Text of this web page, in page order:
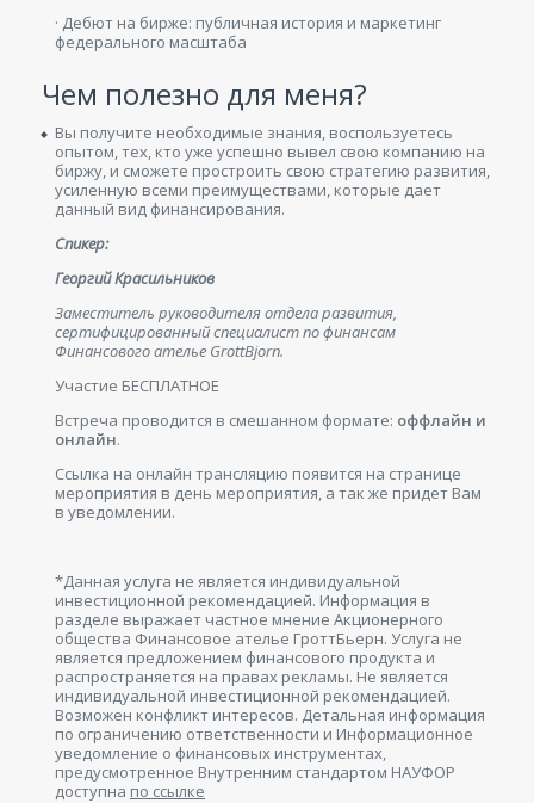
· Дебют на бирже: публичная история и маркетинг
федерального масштаба
Чем полезно для меня?
Вы получите необходимые знания, воспользуетесь
опытом, тех, кто уже успешно вывел свою компанию на
биржу, и сможете простроить свою стратегию развития,
усиленную всеми преимуществами, которые дает
данный вид финансирования.
Спикер:
Георгий Красильников
Замеcтитель руководителя отдела развития,
сертифицированный специалист по финансам
Финансового ателье GrottBjorn.
Участие БЕСПЛАТНОЕ
Встреча проводится в смешанном формате: оффлайн и
онлайн.
Ссылка на онлайн трансляцию появится на странице
мероприятия в день мероприятия, а так же придет Вам
в уведомлении.
*Данная услуга не является индивидуальной
инвестиционной рекомендацией. Информация в
разделе выражает частное мнение Акционерного
общества Финансовое ателье ГроттБьерн. Услуга не
является предложением финансового продукта и
распространяется на правах рекламы. Не является
индивидуальной инвестиционной рекомендацией.
Возможен конфликт интересов. Детальная информация
по ограничению ответственности и Информационное
уведомление о финансовых инструментах,
предусмотренное Внутренним стандартом НАУФОР
доступна по ссылке